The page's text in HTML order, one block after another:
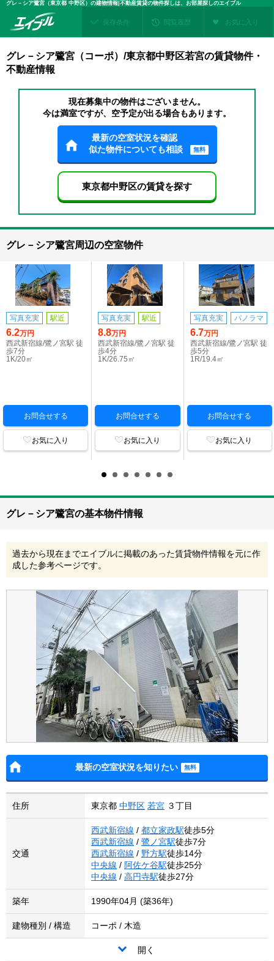
グレ－シア鷺宮（東京都 中野区）の建物情報|不動産賃貸の物件探しは、お部屋探しのエイブル
保存条件 閲覧履歴 お気に入り
グレ－シア鷺宮（コーポ）/東京都中野区若宮の賃貸物件・
不動産情報
現在募集中の物件はございません。
今は満室ですが、空予定が出る場合もあります。
最新の空室状況を確認
似た物件についても相談
無料
東京都中野区の賃貸を探す
グレ－シア鷺宮周辺の空室物件
写真充実 駅近
6.2万円
西武新宿線/鷺ノ宮駅 徒
歩7分
1K/20㎡
お問合せする
お気に入り
写真充実 駅近
8.8万円
西武新宿線/鷺ノ宮駅 徒
歩4分
1K/26.75㎡
お問合せする
お気に入り
写真充実 パノラマ
6.7万円
西武新宿線/鷺ノ宮駅 徒
歩5分
1R/19.4㎡
お問合せする
お気に入り
グレ－シア鷺宮の基本物件情報
過去から現在までエイブルに掲載のあった賃貸物件情報を元に作
成した参考ページです。
最新の空室状況を知りたい
住所 東京都 中野区 若宮 ３丁目
交通
西武新宿線 / 都立家政駅徒歩5分
西武新宿線 / 鷺ノ宮駅徒歩7分
西武新宿線 / 野方駅徒歩14分
中央線 / 阿佐ケ谷駅徒歩25分
中央線 / 高円寺駅徒歩27分
築年 1990年04月 (築36年)
建物種別 / 構造 コーポ / 木造
開く